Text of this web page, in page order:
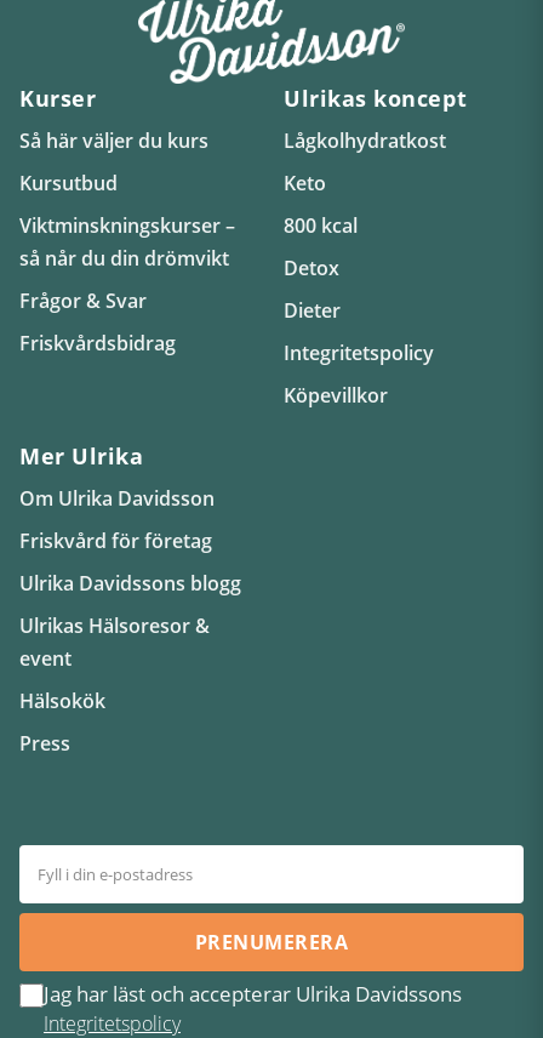
Kurser
Så här väljer du kurs
Kursutbud
Viktminskningskurser –
så når du din drömvikt
Frågor & Svar
Friskvårdsbidrag
Ulrikas koncept
Lågkolhydratkost
Keto
800 kcal
Detox
Dieter
Integritetspolicy
Köpevillkor
Mer Ulrika
Om Ulrika Davidsson
Friskvård för företag
Ulrika Davidssons blogg
Ulrikas Hälsoresor &
event
Hälsokök
Press
PRENUMERERA
Jag har läst och accepterar Ulrika Davidssons
Integritetspolicy